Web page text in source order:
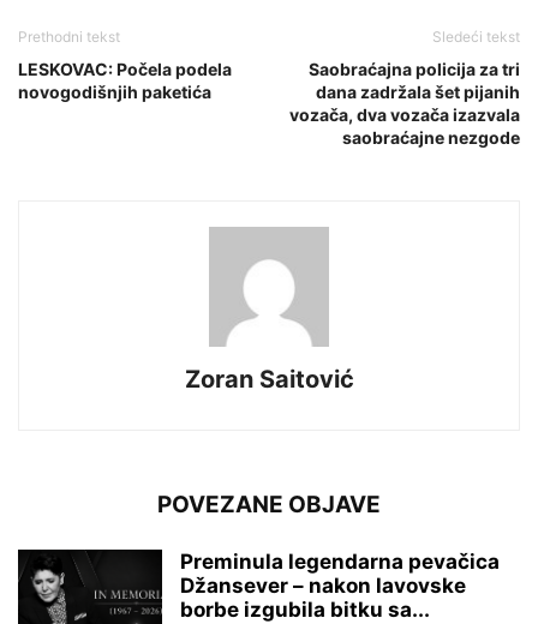
Prethodni tekst
LESKOVAC: Počela podela
novogodišnjih paketića
Sledeći tekst
Saobraćajna policija za tri
dana zadržala šet pijanih
vozača, dva vozača izazvala
saobraćajne nezgode
Zoran Saitović
POVEZANE OBJAVE
Preminula legendarna pevačica
Džansever – nakon lavovske
borbe izgubila bitku sa...